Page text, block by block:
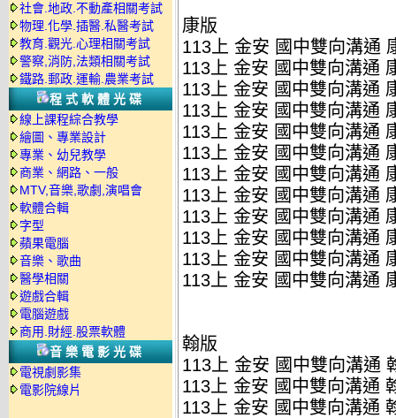
社會.地政.不動產相關考試
物理.化學.插醫.私醫考試
教育.觀光.心理相關考試
警察,消防,法類相關考試
鐵路.郵政.運輸.農業考試
程式軟體光碟
線上課程綜合教學
繪圖、專業設計
專業、幼兒教學
商業、網路、一般
MTV,音樂,歌劇,演唱會
軟體合輯
字型
蘋果電腦
音樂、歌曲
醫學相關
遊戲合輯
電腦遊戲
商用.財經.股票軟體
音樂電影光碟
電視劇影集
電影院線片
康版
113上 金安 國中雙向溝通
113上 金安 國中雙向溝通
113上 金安 國中雙向溝通
113上 金安 國中雙向溝通
113上 金安 國中雙向溝通
113上 金安 國中雙向溝通
113上 金安 國中雙向溝通
113上 金安 國中雙向溝通
113上 金安 國中雙向溝通
113上 金安 國中雙向溝通
113上 金安 國中雙向溝通
113上 金安 國中雙向溝通
翰版
113上 金安 國中雙向溝通
113上 金安 國中雙向溝通
113上 金安 國中雙向溝通